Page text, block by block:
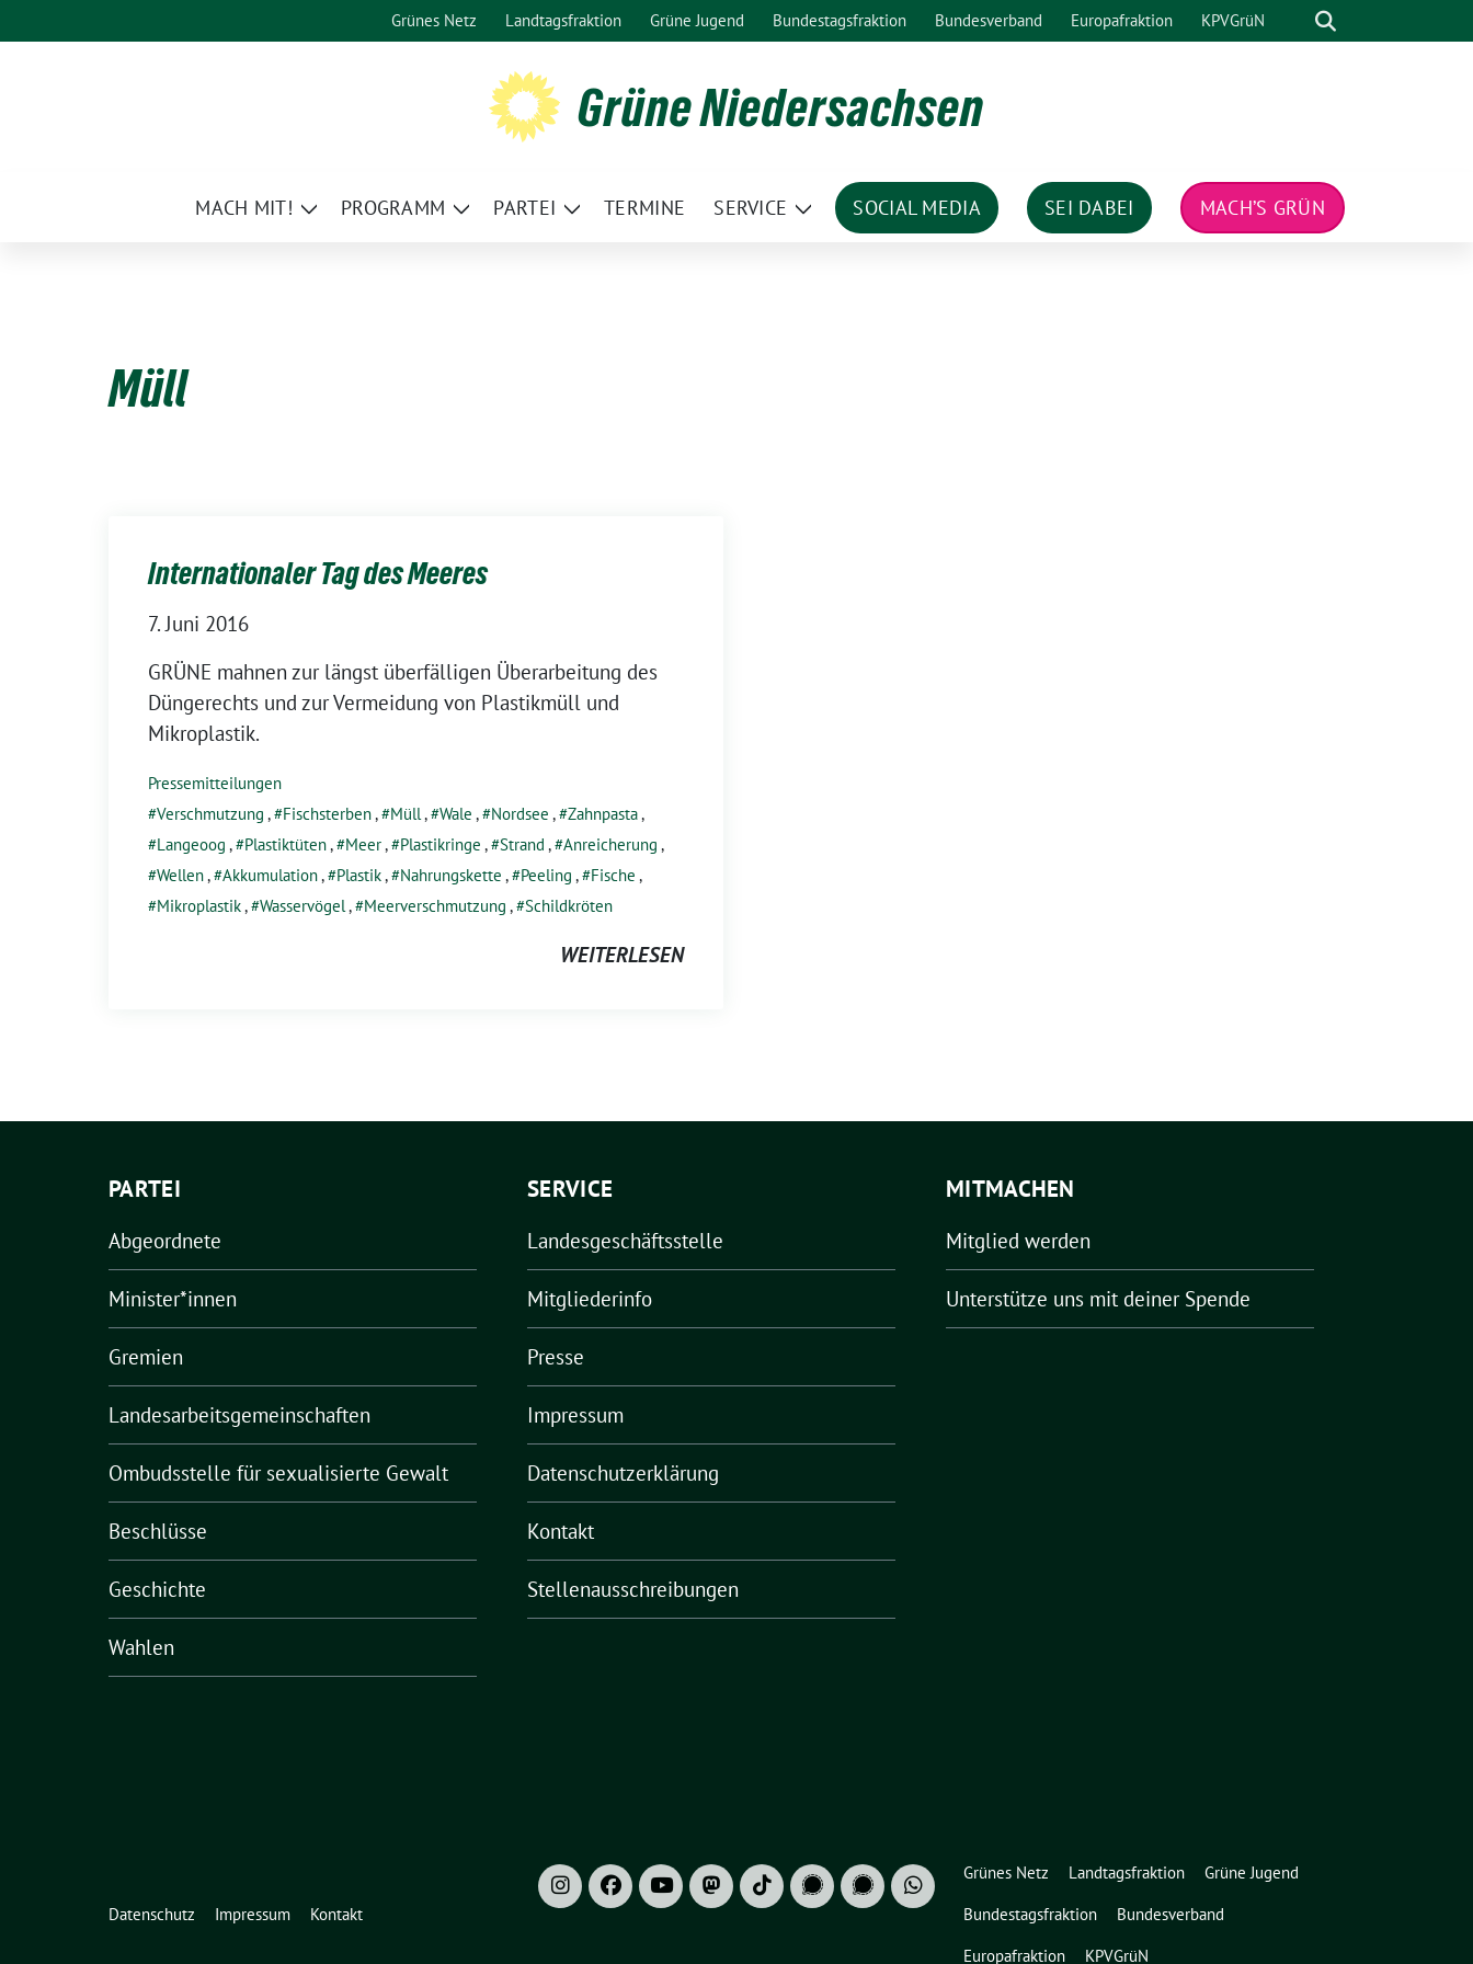
zum
Grünes Netz Landtagsfraktion Grüne Jugend Bundestagsfraktion Bundesverband Europafraktion KPVGrüN Suche
Grüne Niedersachsen
MACH MIT!
Zeige
PROGRAMM
Zeige
PARTEI
Zeige
TERMINE SERVICE
Zeige
SOCIAL MEDIA SEI DABEI MACH’S GRÜN
Müll
Internationaler Tag des Meeres
7. Juni 2016
GRÜNE mahnen zur längst überfälligen Überarbeitung des
Düngerechts und zur Vermeidung von Plastikmüll und
Mikroplastik.
Pressemitteilungen
Verschmutzung , Fischsterben, Müll, Wale , Nordsee , Zahnpasta,
Langeoog , Plastiktüten, Meer, Plastikringe , Strand , Anreicherung ,
Wellen, Akkumulation, Plastik, Nahrungskette , Peeling , Fische ,
Mikroplastik, Wasservögel, Meerverschmutzung , Schildkröten
WEITERLESEN
PARTEI
Abgeordnete
Minister*innen
Gremien
Landesarbeitsgemeinschaften
Ombudsstelle für sexualisierte Gewalt
Beschlüsse
Geschichte
Wahlen
SERVICE
Landesgeschäftsstelle
Mitgliederinfo
Presse
Impressum
Datenschutzerklärung
Kontakt
Stellenausschreibungen
MITMACHEN
Mitglied werden
Unterstütze uns mit deiner Spende
Datenschutz Impressum Kontakt
Grünes Netz Landtagsfraktion
Grüne Jugend
Bundestagsfraktion
Bundesverband
Europafraktion
KPVGrüN